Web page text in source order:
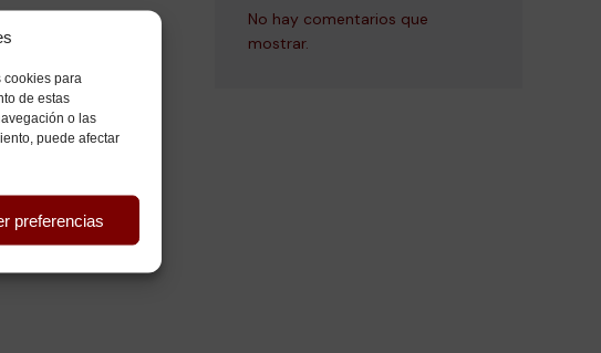
cookies para
de estas
o las
puede afectar
preferencias
No hay comentarios que
mostrar.